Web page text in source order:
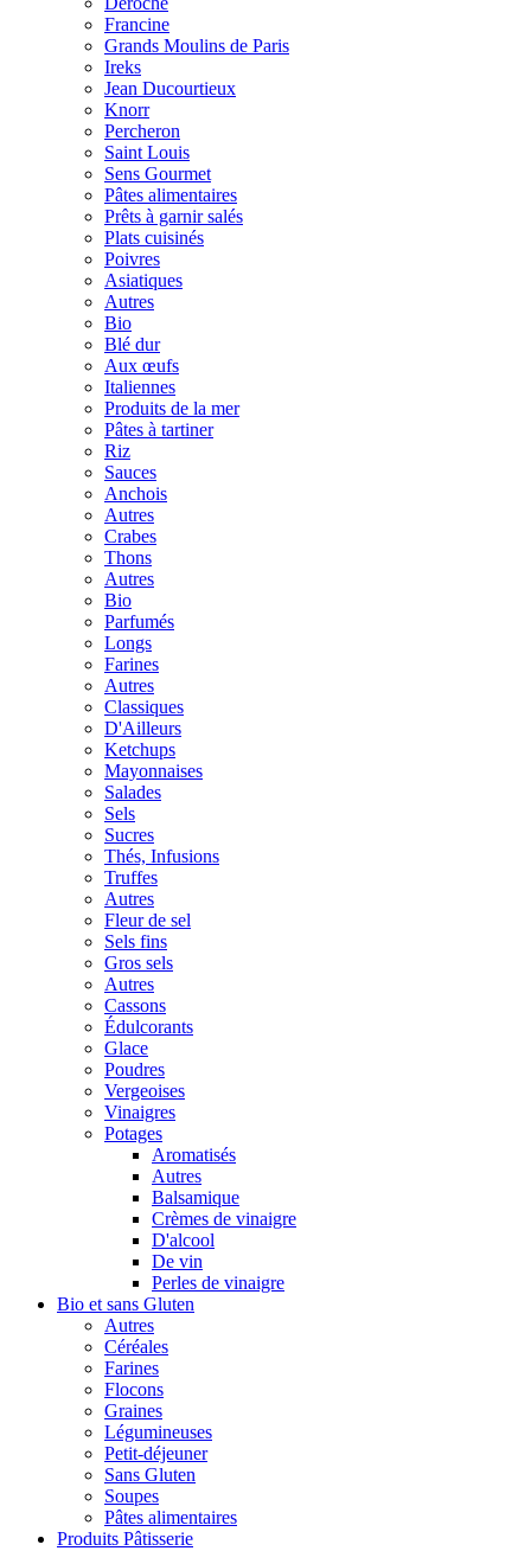
Francine
Grands Moulins de Paris
Ireks
Jean Ducourtieux
Knorr
Percheron
Saint Louis
Sens Gourmet
Pâtes alimentaires
Prêts à garnir salés
Plats cuisinés
Poivres
Asiatiques
Autres
Bio
Blé dur
Aux œufs
Italiennes
Produits de la mer
Pâtes à tartiner
Riz
Sauces
Anchois
Autres
Crabes
Thons
Autres
Bio
Parfumés
Longs
Farines
Autres
Classiques
D'Ailleurs
Ketchups
Mayonnaises
Salades
Sels
Sucres
Thés, Infusions
Truffes
Autres
Fleur de sel
Sels fins
Gros sels
Autres
Cassons
Édulcorants
Glace
Poudres
Vergeoises
Vinaigres
Potages
Aromatisés
Autres
Balsamique
Crèmes de vinaigre
D'alcool
De vin
Perles de vinaigre
Bio et sans Gluten
Autres
Céréales
Farines
Flocons
Graines
Légumineuses
Petit-déjeuner
Sans Gluten
Soupes
Pâtes alimentaires
Produits Pâtisserie